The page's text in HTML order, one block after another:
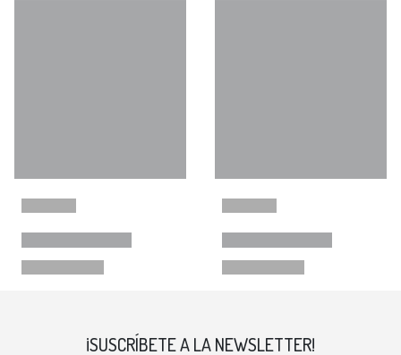
¡SUSCRÍBETE A LA NEWSLETTER!